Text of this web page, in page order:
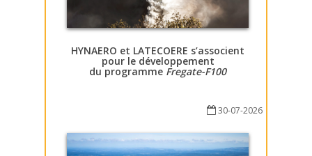
HYNAERO et LATECOERE s’associent
pour le développement
du programme Fregate-F100
30-07-2026